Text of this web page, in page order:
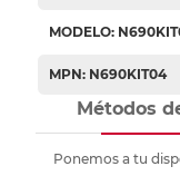
MODELO:
MPN: N690KIT04
Métodos
Ponemos a tu